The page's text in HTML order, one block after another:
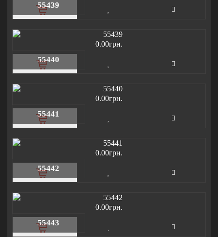
55439
0.00грн.
55440
0.00грн.
55441
0.00грн.
55442
0.00грн.
55443